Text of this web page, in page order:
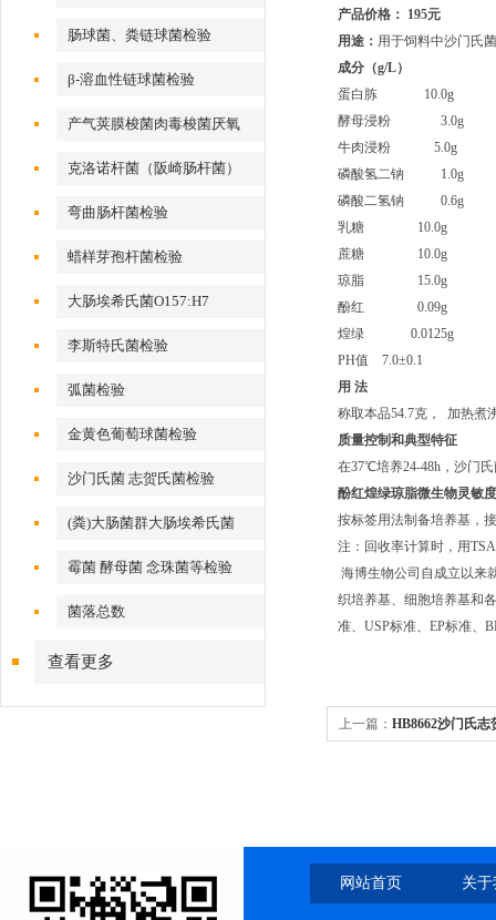
肠球菌、粪链球菌检验
β-溶血性链球菌检验
产气荚膜梭菌肉毒梭菌厌氧
克洛诺杆菌（阪崎肠杆菌）
弯曲肠杆菌检验
蜡样芽孢杆菌检验
大肠埃希氏菌O157:H7
李斯特氏菌检验
弧菌检验
金黄色葡萄球菌检验
沙门氏菌 志贺氏菌检验
(粪)大肠菌群大肠埃希氏菌
霉菌 酵母菌 念珠菌等检验
菌落总数
查看更多
产品价格： 195元
用途： 用于饲料中沙门氏
成分（g/L）
蛋白胨 10.0g
酵母浸粉 3.0g
牛肉浸粉 5.0g
磷酸氢二钠 1.0g
磷酸二氢钠 0.6g
乳糖 10.0g
蔗糖 10.0g
琼脂 15.0g
酚红 0.09g
煌绿 0.0125g
PH值 7.0±0.1
用 法
称取本品54.7克， 加热煮
质量控制和典型特征
在37℃培养24-48h，沙门
酚红煌绿琼脂微生物灵敏
按标签用法制备培养基，
注：回收率计算时，用
海博生物公司自成立以来
织培养基、细胞培养基和
准、USP标准、EP标准、
上一篇： HB8662沙门氏志
网站首页 关